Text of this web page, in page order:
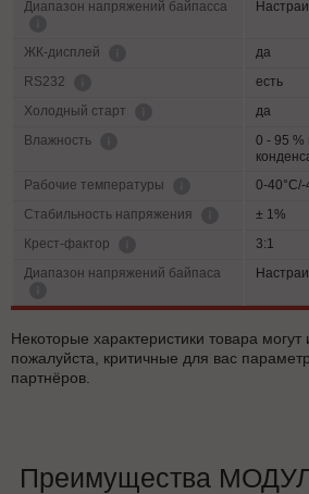
Диапазон напряжений байпасса
ЖК-дисплей
да
RS232
есть
Холодный старт
да
Влажность
0 - 95 %
Рабочие температуры
0-40°C/-
Cтабильность напряжения
± 1%
Крест-фактор
3:1
Диапазон напряжений байпаса
Некоторые характеристики товара могут
пожалуйста, критичные для вас
партнёров.
Преимущества